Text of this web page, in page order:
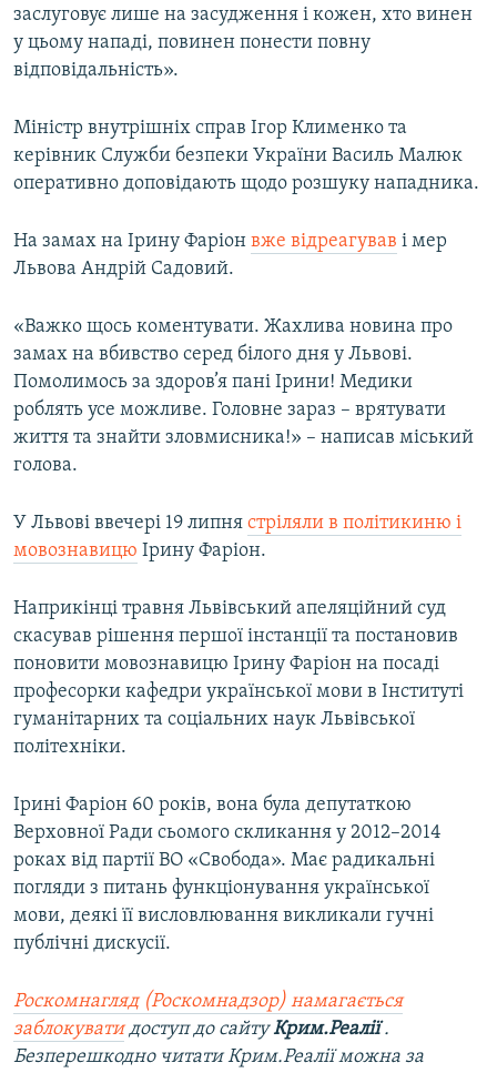
заслуговує лише на засудження і кожен, хто винен
у цьому нападі, повинен понести повну
відповідальність».
Міністр внутрішніх справ Ігор Клименко та
керівник Служби безпеки України Василь Малюк
оперативно доповідають щодо розшуку нападника.
На замах на Ірину Фаріон вже відреагував і мер
Львова Андрій Садовий.
«Важко щось коментувати. Жахлива новина про
замах на вбивство серед білого дня у Львові.
Помолимось за здоров’я пані Ірини! Медики
роблять усе можливе. Головне зараз – врятувати
життя та знайти зловмисника!» – написав міський
голова.
У Львові ввечері 19 липня стріляли в політикиню і
мовознавицю Ірину Фаріон.
Наприкінці травня Львівський апеляційний суд
скасував рішення першої інстанції та постановив
поновити мовознавицю Ірину Фаріон на посаді
професорки кафедри української мови в Інституті
гуманітарних та соціальних наук Львівської
політехніки.
Ірині Фаріон 60 років, вона була депутаткою
Верховної Ради сьомого скликання у 2012–2014
роках від партії ВО «Свобода». Має радикальні
погляди з питань функціонування української
мови, деякі її висловлювання викликали гучні
публічні дискусії.
Роскомнагляд (Роскомнадзор) намагається
заблокуватидоступ до сайтуКрим.Реалії.
Безперешкодно читати Крим.Реалії можна за